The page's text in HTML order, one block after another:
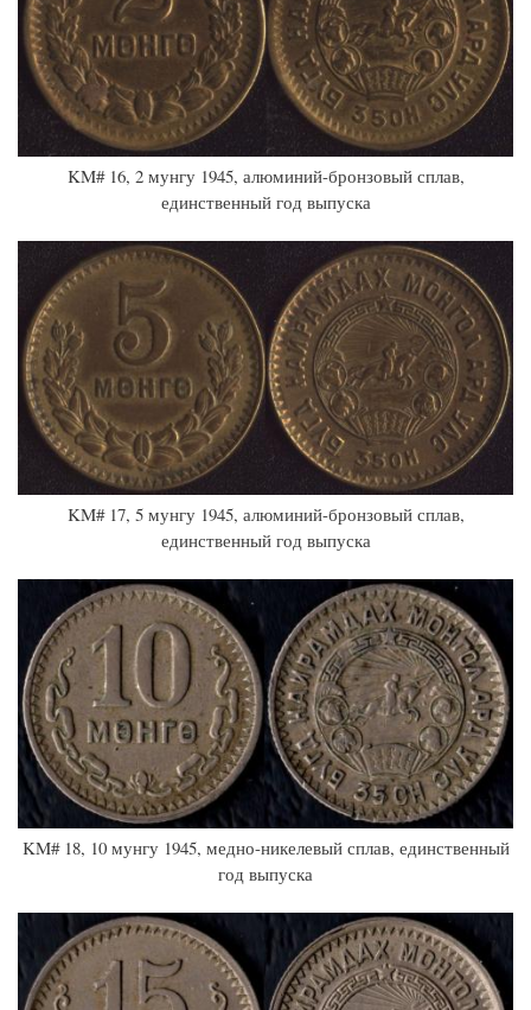
KM# 16, 2 мунгу 1945, алюминий-бронзовый сплав,
единственный год выпуска
KM# 17, 5 мунгу 1945, алюминий-бронзовый сплав,
единственный год выпуска
KM# 18, 10 мунгу 1945, медно-никелевый сплав, единственный
год выпуска